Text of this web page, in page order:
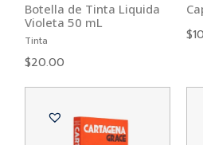
Botella de Tinta Liquida
Violeta 50 mL
Tinta
$20.00
$